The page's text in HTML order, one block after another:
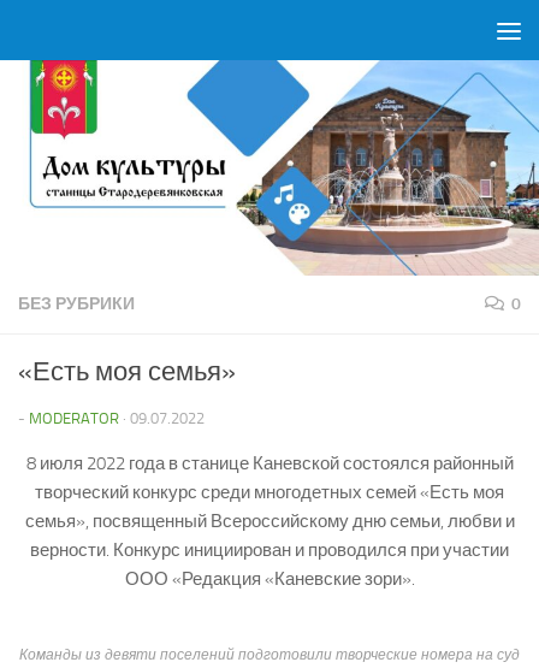
БЕЗ РУБРИКИ 0
«Есть моя семья»
- MODERATOR · 09.07.2022
8 июля 2022 года в станице Каневской состоялся районный
творческий конкурс среди многодетных семей «Есть моя
семья», посвященный Всероссийскому дню семьи, любви и
верности. Конкурс инициирован и проводился при участии
ООО «Редакция «Каневские зори».
Команды из девяти поселений подготовили творческие номера на суд